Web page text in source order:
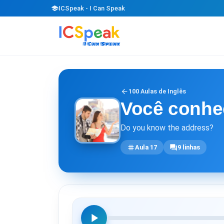
schoolICSpeak - I Can Speak
arrow_back 100 Aulas de Inglês
Você
Do you know the address?
tagAula 17 forum9 linhas
play_arrow